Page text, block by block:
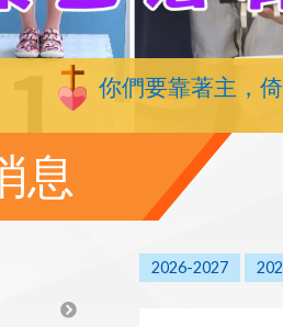
你們要靠著主，
息
2026-2027